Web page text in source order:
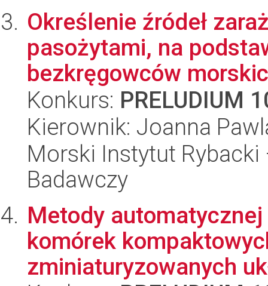
Określenie źródeł
pasożytami, na
bezkręgowców
Konkurs: PRELUDIUM
Kierownik: Joanna
Morski Instytut
Badawczy
Metody
komórek
zminiaturyzowanych